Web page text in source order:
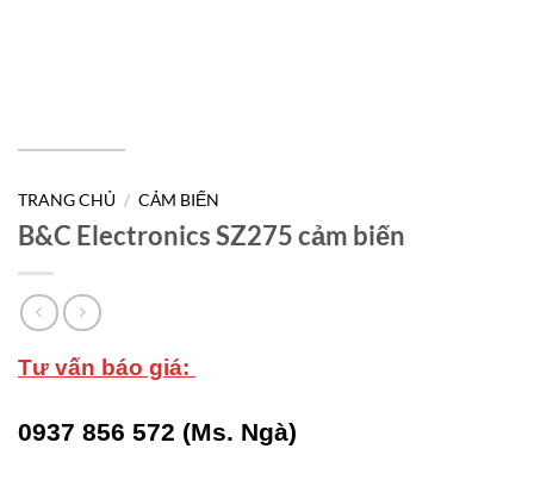
TRANG CHỦ / CẢM BIẾN
B&C Electronics SZ275 cảm biến
Tư vấn báo giá:
0937 856 572 (Ms. Ngà)